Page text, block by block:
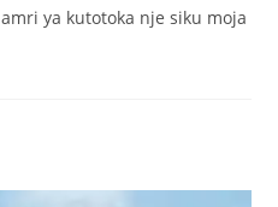
ya kutotoka nje siku moja